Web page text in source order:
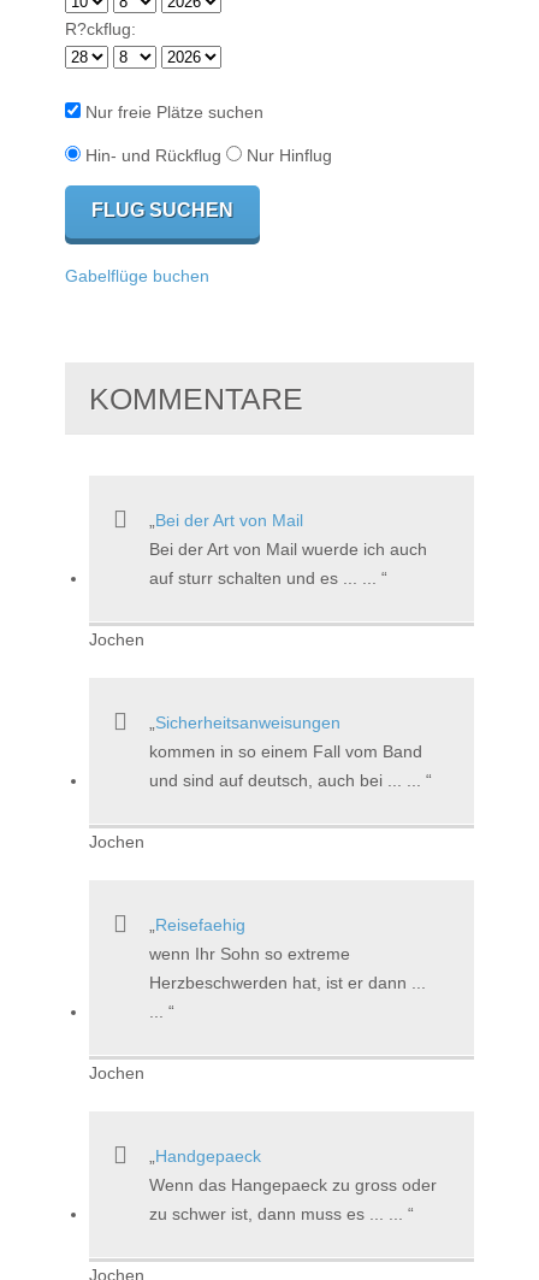
R?ckflug:
Nur freie Plätze suchen
Hin- und Rückflug Nur Hinflug
Gabelflüge buchen
KOMMENTARE
Bei der Art von Mail
Bei der Art von Mail wuerde ich auch
auf sturr schalten und es ... ...
Jochen
Sicherheitsanweisungen
kommen in so einem Fall vom Band
und sind auf deutsch, auch bei ... ...
Jochen
Reisefaehig
wenn Ihr Sohn so extreme
Herzbeschwerden hat, ist er dann ...
...
Jochen
Handgepaeck
Wenn das Hangepaeck zu gross oder
zu schwer ist, dann muss es ... ...
Jochen